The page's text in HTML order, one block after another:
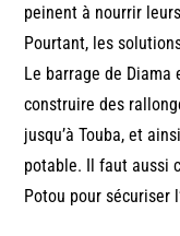
peinent à nourrir
Pourtant, les
Le barrage de
construire des
jusqu’à Touba, et
potable. Il faut aussi
Potou pour sécuriser